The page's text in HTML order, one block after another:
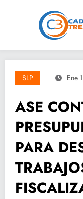
SLP Ene
ASE
PARA